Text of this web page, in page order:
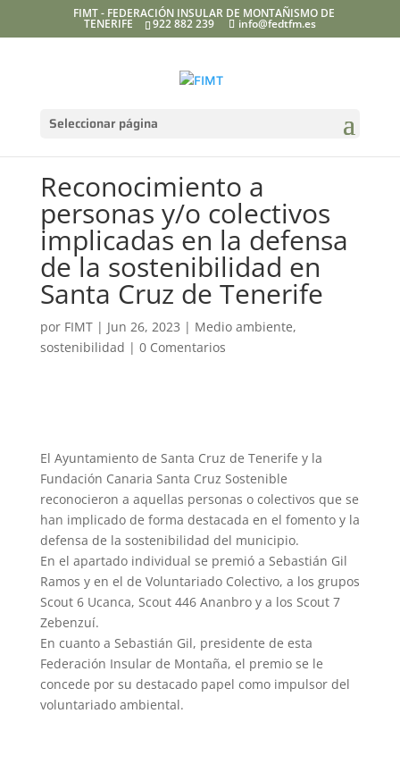
FIMT - FEDERACIÓN INSULAR DE MONTAÑISMO DE
TENERIFE 922 882 239 info@fedtfm.es
Seleccionar página
Reconocimiento a
personas y/o colectivos
implicadas en la defensa
de la sostenibilidad en
Santa Cruz de Tenerife
por FIMT| Jun 26, 2023 | Medio ambiente,
sostenibilidad | 0 Comentarios
El Ayuntamiento de Santa Cruz de Tenerife y la
Fundación Canaria Santa Cruz Sostenible
reconocieron a aquellas personas o colectivos que se
han implicado de forma destacada en el fomento y la
defensa de la sostenibilidad del municipio.
En el apartado individual se premió a Sebastián Gil
Ramos y en el de Voluntariado Colectivo, a los grupos
Scout 6 Ucanca, Scout 446 Ananbro y a los Scout 7
Zebenzuí.
En cuanto a Sebastián Gil, presidente de esta
Federación Insular de Montaña, el premio se le
concede por su destacado papel como impulsor del
voluntariado ambiental.